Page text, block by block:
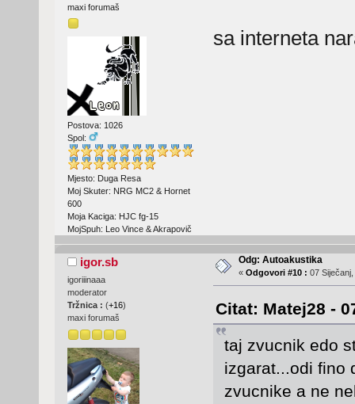
maxi forumaš
Postova: 1026
Spol:
Mjesto: Duga Resa
Moj Skuter: NRG MC2 & Hornet
600
Moja Kaciga: HJC fg-15
MojSpuh: Leo Vince & Akrapovič
sa interneta
igor.sb
igoriiinaaa
moderator
Tržnica : (+16)
maxi forumaš
Odg: Autoakustika
« Odgovori #10 : 07
Citat: Matej28 -
taj zvucnik edo
izgarat...odi fino
zvucnike a ne